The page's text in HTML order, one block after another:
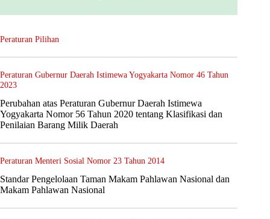
Peraturan Pilihan
Peraturan Gubernur Daerah Istimewa Yogyakarta Nomor 46 Tahun
2023
Perubahan atas Peraturan Gubernur Daerah Istimewa
Yogyakarta Nomor 56 Tahun 2020 tentang Klasifikasi dan
Penilaian Barang Milik Daerah
Peraturan Menteri Sosial Nomor 23 Tahun 2014
Standar Pengelolaan Taman Makam Pahlawan Nasional dan
Makam Pahlawan Nasional